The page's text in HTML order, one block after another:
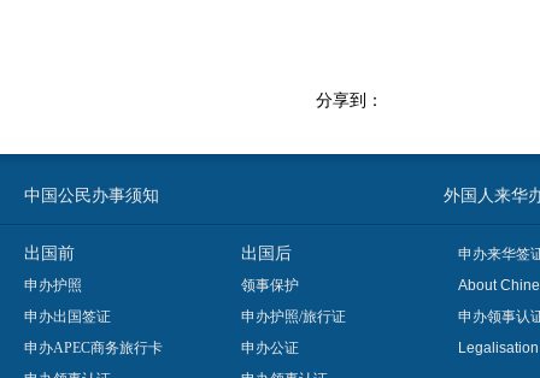
分享到：
中国公民办事须知 外国人来华
出国前
申办护照
申办出国签证
申办APEC商务旅行卡
出国后
领事保护
申办护照/旅行证
申办公证
申办来华签
About
申办领事认